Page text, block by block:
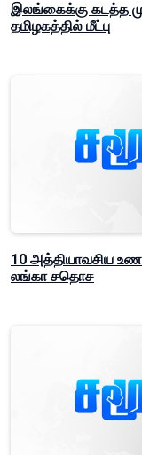
இலங்கைக்கு கடத்த
தமிழகத்தில் மீட்பு
10 அத்தியாவசிய
லங்கா சதொச